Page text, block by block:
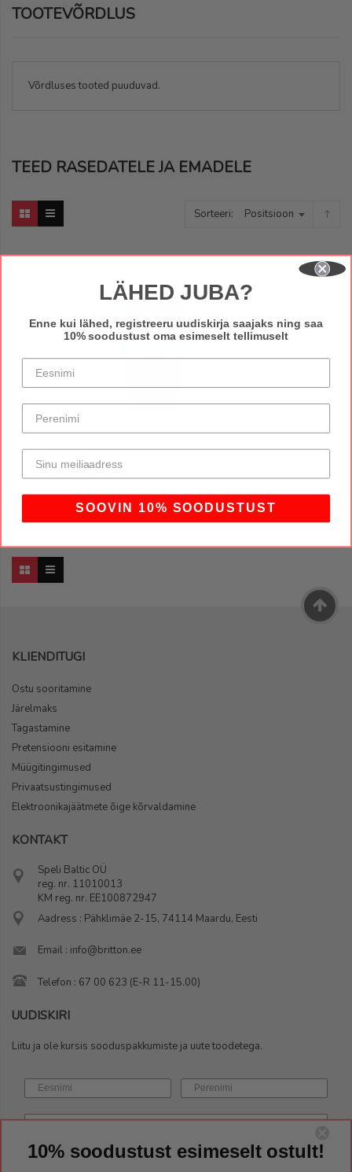
TOOTEVÕRDLUS
Võrdluses tooted puuduvad.
TEED RASEDATELE JA EMADELE
Sorteeri
HotTea Mama Tops Keep 340ml
16,90 €
KLIENDITUGI
Ostu sooritamine
Järelmaks
Tagastamine
Pretensiooni esitamine
Müügitingimused
Privaatsustingimused
Elektroonikajäätmete õige kõrvaldamine
KONTAKT
Speli Baltic OÜ
reg. nr. 11010013
KM reg. nr. EE100872947
Aadress : Pähklimäe 2-15, 74114 Maardu, Eesti
Email : info@britton.ee
Telefon : 67 00 623 (E-R 11-15.00)
UUDISKIRI
Liitu ja ole kursis sooduspakkumiste ja uute toodetega.
LIITUN
10% soodustust esimeselt ostult!
LÄHED JUBA?
Enne kui lähed, registreeru uudiskirja saajaks ning saa
10% soodustust oma esimeselt tellimuselt
SOOVIN 10% SOODUSTUST